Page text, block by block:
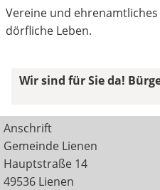
Vereine und
dörfliche Leben.
Wir sind für Sie da!
Anschrift
Gemeinde Lienen
Hauptstraße 14
49536 Lienen